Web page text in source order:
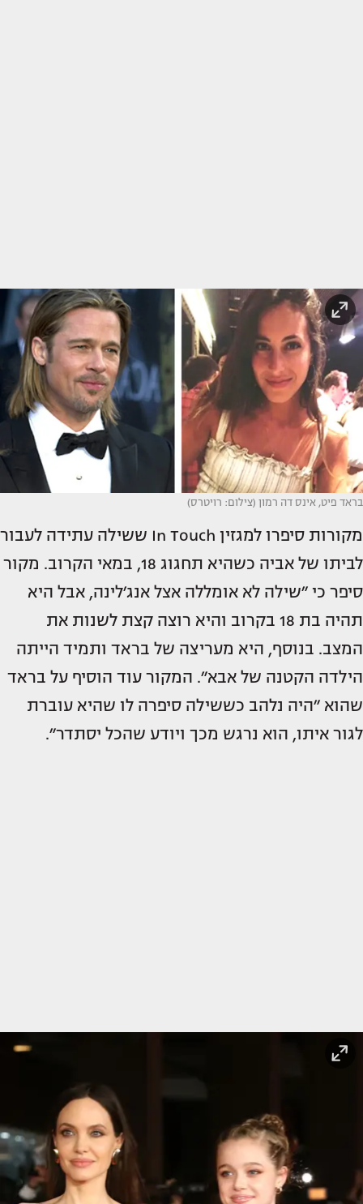
בראד פיט, אינס דה רמון (צילום: רויטרס)
מקורות סיפרו למגזין In Touch ששילה עתידה לעבור
לביתו של אביה כשהיא תחגוג 18, במאי הקרוב. מקור
סיפר כי ״שילה לא אומללה אצל אנג׳לינה, אבל היא
תהיה בת 18 בקרוב והיא רוצה קצת לשנות את
המצב. בנוסף, היא מעריצה של בראד ותמיד הייתה
הילדה הקטנה של אבא״. המקור עוד הוסיף על בראד
שהוא ״היה נלהב כששילה סיפרה לו שהיא עוברת
לגור איתו, הוא נרגש מכך ויודע שהכל יסתדר״.